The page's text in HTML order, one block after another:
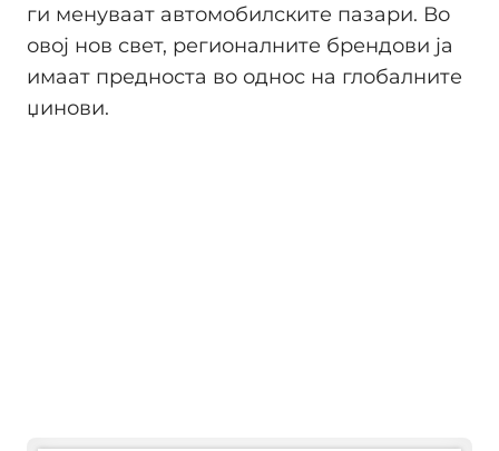
ги менуваат автомобилските пазари. Во
овој нов свет, регионалните брендови ја
имаат предноста во однос на глобалните
џинови.